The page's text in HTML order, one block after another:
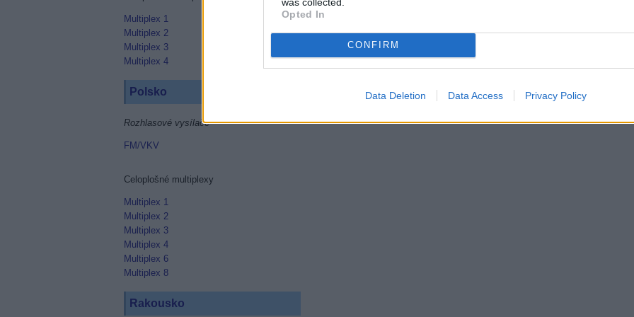
Opted In
CONFIRM
Data Deletion Data Access Privacy Policy
Multiplex 1
Multiplex 2
Multiplex 3
Multiplex 4
Polsko
Rozhlasové vysílače
FM/VKV
Celoplošné multiplexy
Multiplex 1
Multiplex 2
Multiplex 3
Multiplex 4
Multiplex 6
Multiplex 8
Rakousko